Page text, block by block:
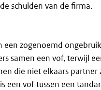
schulden van de firma.
een zogenoemd
samen een vof, terwijl
die niet elkaars partner
een vof tussen een